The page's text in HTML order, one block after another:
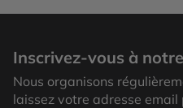
Inscrivez-vous à
Nous organisons
laissez votre adresse email